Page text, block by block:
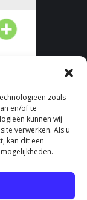
zoals
en/of te
kunnen wij
verwerken. Als u
kan dit een